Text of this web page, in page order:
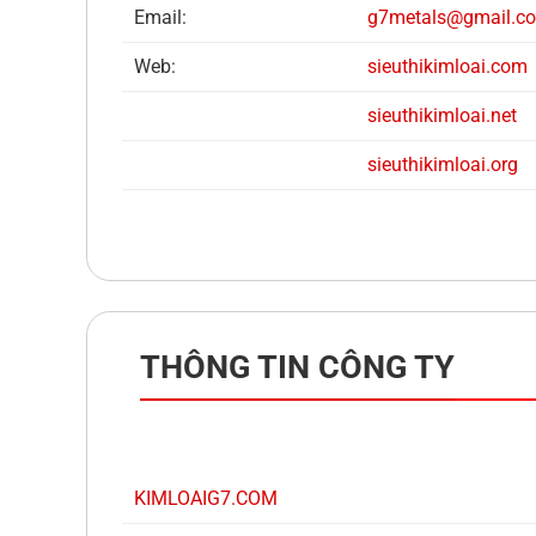
Email:
Web: sieuthikimloai.com
sieuthikimloai.net
sieuthikimloai.org
THÔNG TIN CÔNG TY
KIMLOAIG7.COM